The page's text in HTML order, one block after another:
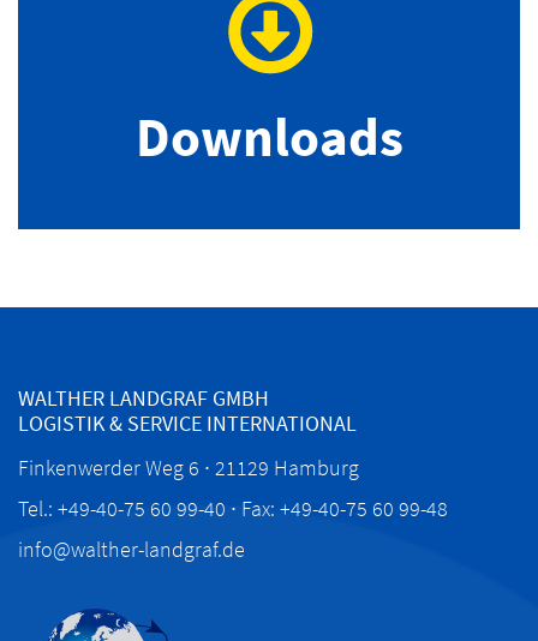
Downloads
WALTHER LANDGRAF GMBH
LOGISTIK & SERVICE INTERNATIONAL
Finkenwerder Weg 6 ∙ 21129 Hamburg
Tel.: +49-40-75 60 99-40 ∙ Fax: +49-40-75 60 99-48
info@walther-landgraf.de